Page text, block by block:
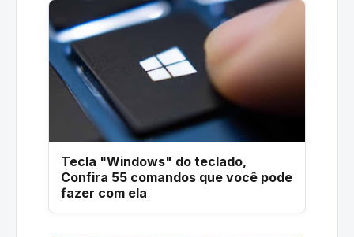
Tecla "Windows" do teclado,
Confira 55 comandos que você pode
fazer com ela